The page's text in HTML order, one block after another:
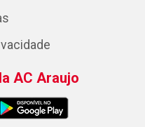
AC Araujo